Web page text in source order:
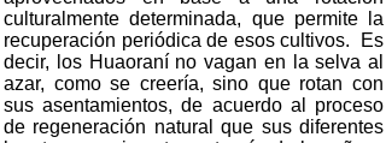
culturalmente determinada, que permite la
recuperación periódica de esos cultivos. Es
decir, los Huaoraní no vagan en la selva al
azar, como se creería, sino que rotan con
sus asentamientos, de acuerdo al proceso
de regeneración natural que sus diferentes